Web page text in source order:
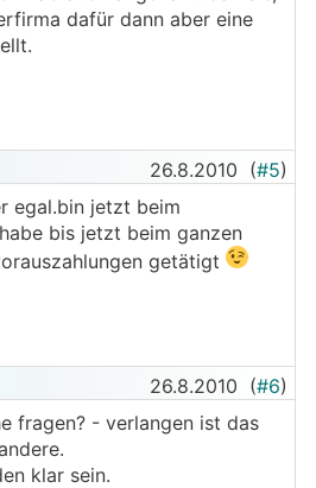
dafür dann aber eine
26.8.2010 (#5)
egal.bin jetzt beim
bis jetzt beim ganzen
getätigt
26.8.2010 (#6)
fragen? - verlangen ist das
klar sein.